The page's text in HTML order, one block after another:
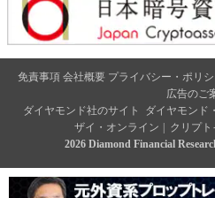
免責事項 会社概要 プライバシー・ポリ
広告のご
ダイヤモンド社のサイト
ダイヤモンド
ザイ・オンライン
クリプト
2026 Diamond Financial